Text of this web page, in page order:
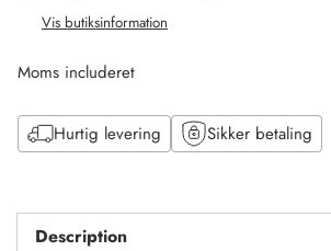
Vis butiksinformation
Moms includeret
Hurtig levering Sikker betaling
til
kurvDescription